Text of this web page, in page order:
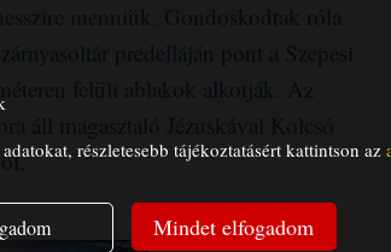
menniük. Gondoskodtak róla
predelláján pont a Szepesi
felüli ablakok alkotják. Az
áll magasztaló Jézuskával Kolcsó
részletesebb tájékoztatásért kattintson az
Mindet elfogadom